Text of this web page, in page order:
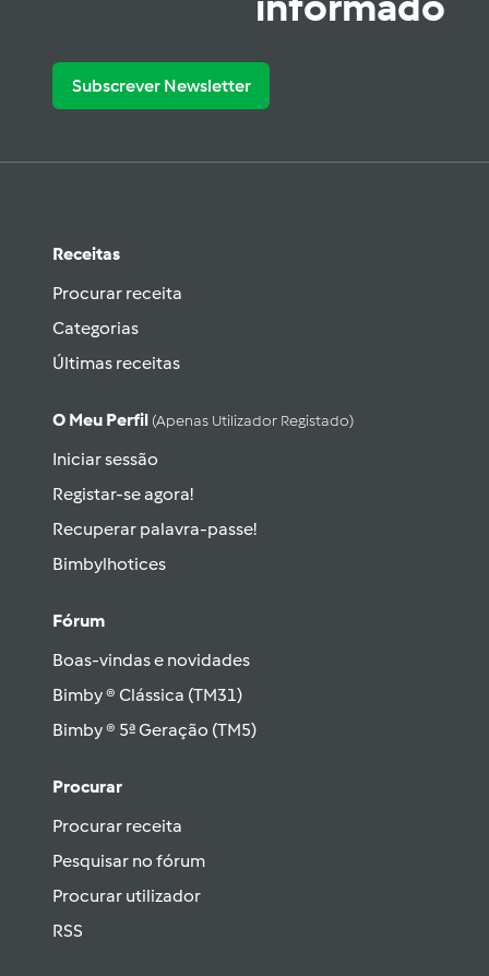
Subscrever Newsletter
Receitas
Procurar receita
Categorias
Últimas receitas
O Meu Perfil (apenas Utilizador Registado)
Iniciar sessão
Registar-se agora!
Recuperar palavra-passe!
Bimbylhotices
Fórum
Boas-vindas e novidades
Bimby ® Clássica (TM31)
Bimby ® 5ª Geração (TM5)
Procurar
Procurar receita
Pesquisar no fórum
Procurar utilizador
RSS